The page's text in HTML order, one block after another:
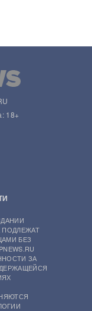
18+
ПОДЛЕЖАТ
БЕЗ
ЗА